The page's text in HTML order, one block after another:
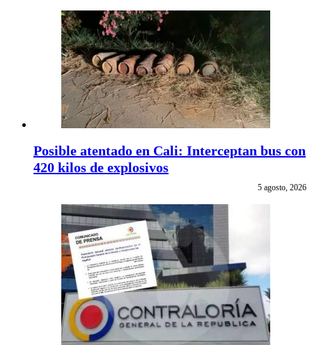
Posible atentado en Cali: Interceptan bus con
420 kilos de explosivos
5 agosto, 2026